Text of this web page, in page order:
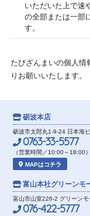
いただいた上で速
の全部または一部
す。
たびざんまいの個人情
りお願いいたします。
砺波本店
砺波市太郎丸1-9-24 日本海
0763-33-5577
（営業時間／10:00～18:00
MAPはコチラ
富山本社グリーンモ
富山市山室226-2 グリーンモ
076-422-5777